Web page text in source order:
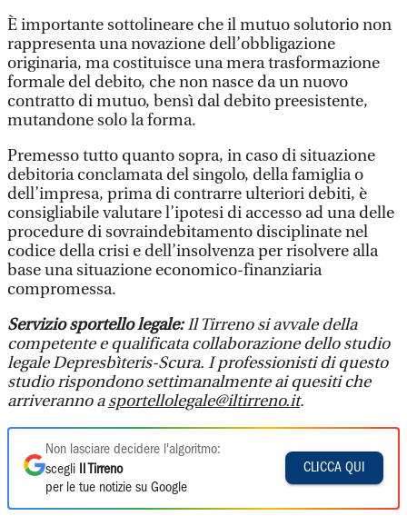
È importante sottolineare che il mutuo solutorio non
rappresenta una novazione dell’obbligazione
originaria, ma costituisce una mera trasformazione
formale del debito, che non nasce da un nuovo
contratto di mutuo, bensì dal debito preesistente,
mutandone solo la forma.
Premesso tutto quanto sopra, in caso di situazione
debitoria conclamata del singolo, della famiglia o
dell’impresa, prima di contrarre ulteriori debiti, è
consigliabile valutare l’ipotesi di accesso ad una delle
procedure di sovraindebitamento disciplinate nel
codice della crisi e dell’insolvenza per risolvere alla
base una situazione economico-finanziaria
compromessa.
Servizio sportello legale:Il Tirreno si avvale della
competente e qualificata collaborazione dello studio
legale Depresbìteris-Scura. I professionisti di questo
studio rispondono settimanalmente ai quesiti che
arriveranno asportellolegale@iltirreno.it.
Non lasciare decidere l'algoritmo:
scegli
Il Tirreno
per le tue notizie su Google
CLICCA QUI